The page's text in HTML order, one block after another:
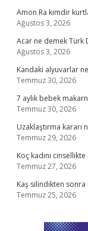
Amon Ra kimdir
Ağustos 3, 2026
Acar ne demek Türk
Ağustos 3, 2026
Kandaki alyuvarlar
Temmuz 30, 2026
7 aylık bebek
Temmuz 30, 2026
Uzaklaştırma kararı
Temmuz 29, 2026
Koç kadını
Temmuz 27, 2026
Kaş silindikten sonra
Temmuz 25, 2026